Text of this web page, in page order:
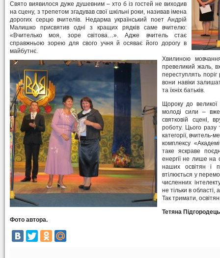
Свято виявилося дуже душевним – хто б із гостей не виходив
на сцену, з трепетом згадував свої шкільні роки, називав імена
дорогих серцю вчителів. Недарма український поет Андрій
Малишко присвятив одні з кращих рядків саме вчителю:
«Вчителько моя, зоре світова…». Адже вчитель стає
справжньою зорею для свого учня й осяває його дорогу в
майбутнє.
Хвилиною
превеликий жаль,
переступлять
вони навіки
та їхніх батьків.
Щороку до
молоді сили – вже
святковій сцені,
роботу. Цього разу
категорії, вчитель-
комплексу
таке яскраве
енергії не лише на
наших освітян і
втілюється у
численних
не тільки в області,
Так тримати,
Тетяна
Фото автора.